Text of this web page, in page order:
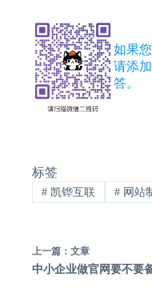
如果
请添
答。
标签
#凯铧互联 #网站
上一篇： 文章
中小企业做官网要不要